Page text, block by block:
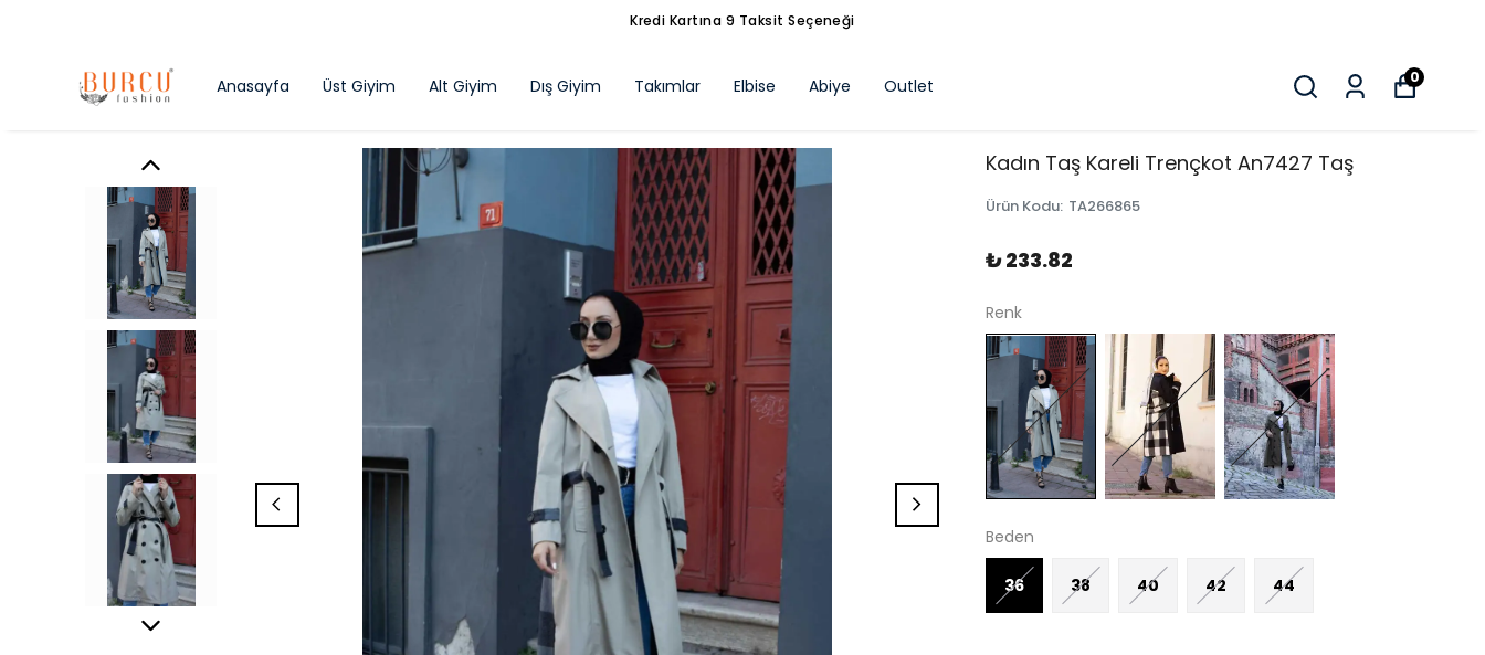
Kredi Kartına 9 Taksit Seçeneği
Anasayfa Üst Giyim Alt Giyim Dış Giyim Takımlar Elbise Abiye Outlet 0
Kadın Taş Kareli Trençkot An7427 Taş
Ürün Kodu: TA266865
₺ 233.82
Renk
Beden
36 38 40 42 44